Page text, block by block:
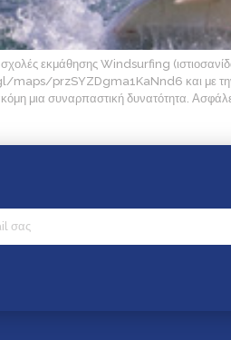
εκμάθησης Windsurfing
przSYZDgma1KaNnd6 και με την
μια συναρπαστική δυνατότητα.